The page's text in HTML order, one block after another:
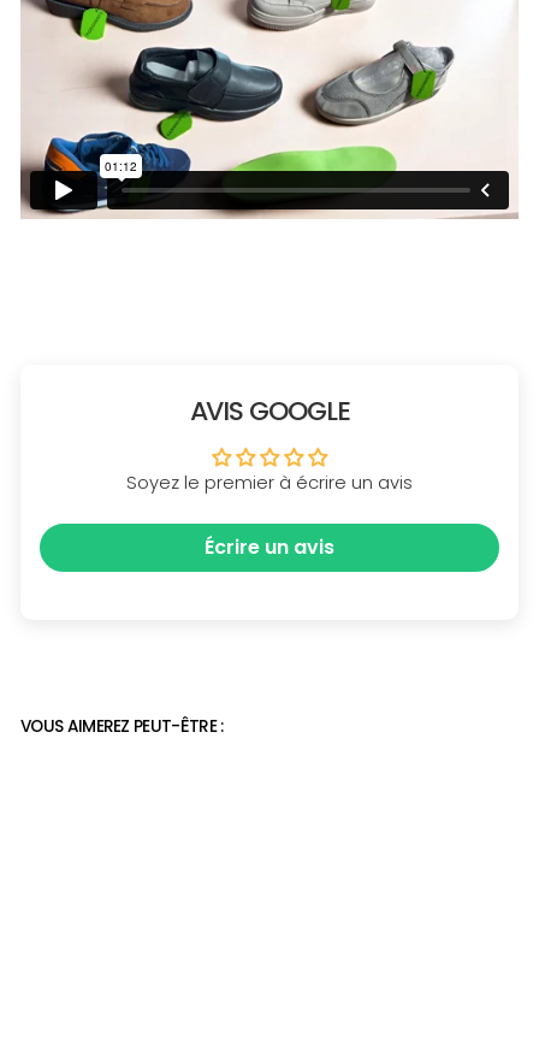
AVIS GOOGLE
Soyez le premier à écrire un avis
Écrire un avis
VOUS AIMEREZ PEUT-ÊTRE :